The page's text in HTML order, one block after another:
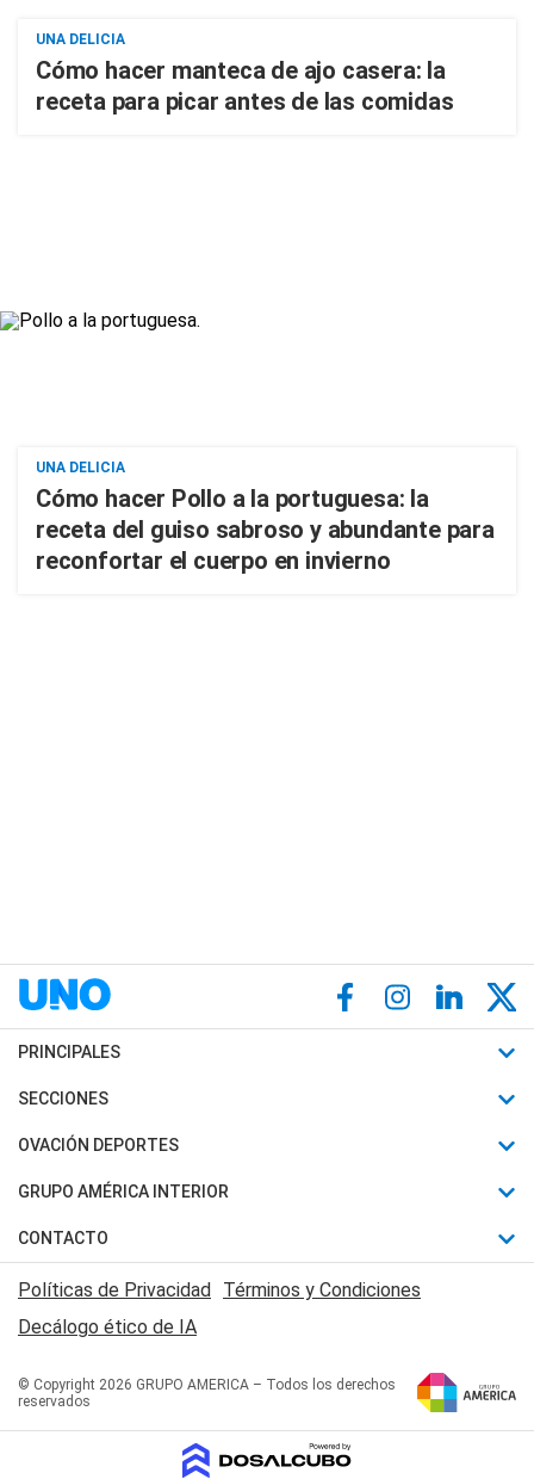
UNA DELICIA
Cómo hacer manteca de ajo casera: la
receta para picar antes de las comidas
UNA DELICIA
Cómo hacer Pollo a la portuguesa: la
receta del guiso sabroso y abundante para
reconfortar el cuerpo en invierno
PRINCIPALES
Últimas Noticias
Política
Judiciales
Economia
SECCIONES
Horóscopo
Motores
Trucos caseros
Series y Películas
Edictos y Solicitadas
OVACIÓN DEPORTES
Fútbol
Mundial
Automovilismo
Rugby
Básquet
GRUPO AMÉRICA INTERIOR
Canal 7 en Vivo
San Juan 8
CONTACTO
Acerca de Nosotros
Contactanos
Políticas de Privacidad
Términos y Condiciones
Decálogo ético de IA
© Copyright 2026 GRUPO AMERICA – Todos los derechos
reservados